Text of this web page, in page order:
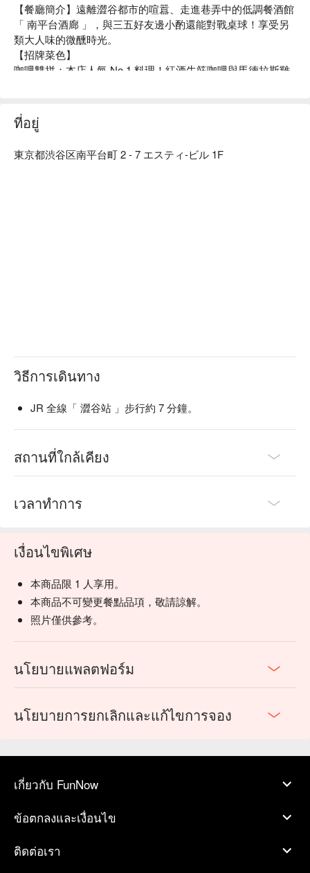
【餐廳簡介】遠離澀谷都市的喧囂、走進巷弄中的低調餐酒館
「 南平台酒廊 」，與三五好友邊小酌還能對戰桌球！享受另
類大人味的微醺時光。
【招牌菜色】
咖哩雙拼：本店人氣 No.1 料理！紅酒牛筋咖哩與馬德拉斯雞
合，口感辛辣、層次分明，讓人會上癮的重口味咖哩。
【店家氛圍】低調簡約的空間裡，用壁面裝飾藝術與木質古董
ที่อยู่
東京都渋谷区南平台町 2 - 7 エスティ-ビル 1F
วิธีการเดินทาง
JR 全線「 澀谷站 」步行約 7 分鐘。
สถานที่ใกล้เคียง
เวลาทำการ
เงื่อนไขพิเศษ
本商品限 1 人享用。
本商品不可變更餐點品項，敬請諒解。
照片僅供參考。
นโยบายแพลตฟอร์ม
นโยบายการยกเลิกและแก้ไขการจอง
เกี่ยวกับ FunNow
ข้อตกลงและเงื่อนไข
ติดต่อเรา